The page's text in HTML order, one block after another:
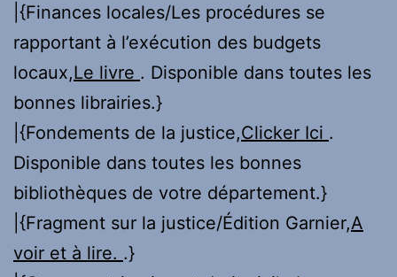
|{Finances locales/Les procédures se
rapportant à l’exécution des budgets
locaux,Le livre . Disponible dans toutes les
bonnes librairies.}
|{Fondements de la justice,Clicker Ici .
Disponible dans toutes les bonnes
bibliothèques de votre département.}
|{Fragment sur la justice/Édition Garnier,A
voir et à lire. .}